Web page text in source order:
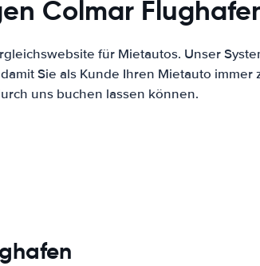
Colmar
für Mietautos. Unser
Sie als Kunde Ihren Mietauto immer
uns buchen lassen können.